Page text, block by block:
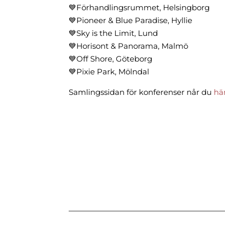
💙Förhandlingsrummet, Helsingborg
💙Pioneer & Blue Paradise, Hyllie
💙Sky is the Limit, Lund
💙Horisont & Panorama, Malmö
💙Off Shore, Göteborg
💙Pixie Park, Mölndal
Samlingssidan för konferenser når du